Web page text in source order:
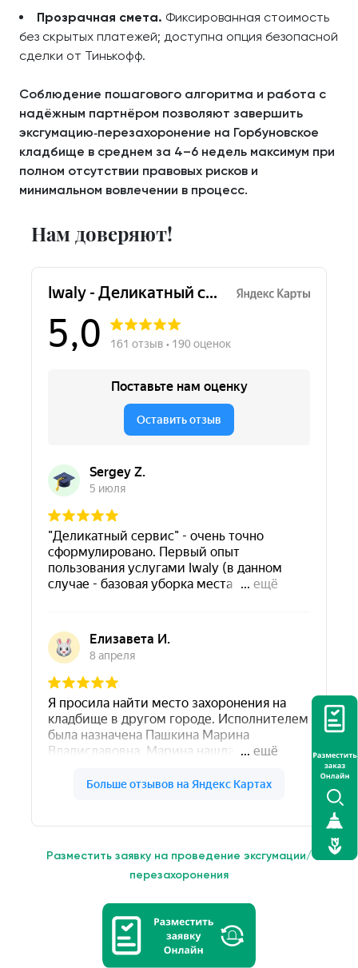
Прозрачная смета. Фиксированная стоимость
без скрытых платежей; доступна опция безопасной
сделки от Тинькофф.
Соблюдение пошагового алгоритма и работа с
надёжным партнёром позволяют завершить
эксгумацию‑перезахоронение на Горбуновское
кладбище в среднем за 4–6 недель максимум при
полном отсутствии правовых рисков и
минимальном вовлечении в процесс.
Нам доверяют!
Разместить заявку на проведение эксгумации/
перезахоронения